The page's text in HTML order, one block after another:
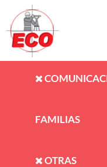
FAMILIAS
OTRAS